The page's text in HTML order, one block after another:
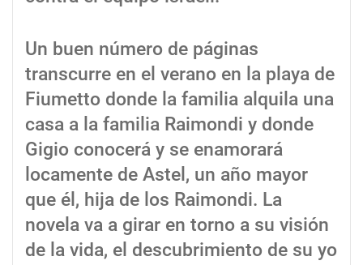
Un buen número de páginas
transcurre en el verano en la playa de
Fiumetto donde la familia alquila una
casa a la familia Raimondi y donde
Gigio conocerá y se enamorará
locamente de Astel, un año mayor
que él, hija de los Raimondi. La
novela va a girar en torno a su visión
de la vida, el descubrimiento de su yo